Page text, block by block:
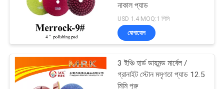
PRIVACY
POLICYমার্বেল তল পলিমার
নাকাল প্যাড
USD 1.4 MOQ:1 পিসি
যোগাযোগ
3 ইঞ্চি হার্ড ডায়মন্ড মার্বেল /
গ্রানাইট স্টোন মসৃণতা প্যাড 12.5
মিমি পুরু